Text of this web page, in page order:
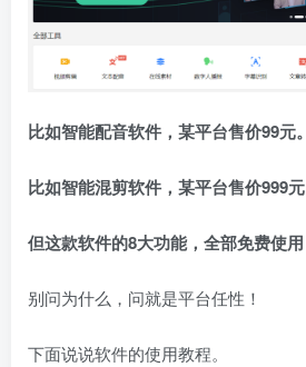
比如智能配音软件，某平台售价99元。
比如智能混剪软件，某平台售价999元
但这款软件的8大功能，全部免费使用
别问为什么，问就是平台任性！
下面说说软件的使用教程。